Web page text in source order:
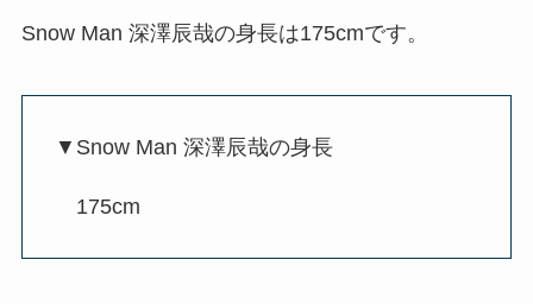
Snow Man 深澤辰哉の身長は175cmです。
▼Snow Man 深澤辰哉の身長
175cm